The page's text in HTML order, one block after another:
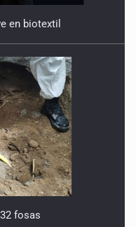
en biotextil
fosas